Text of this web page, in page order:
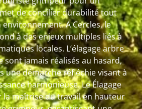
de concilier durabilité tout
A Cercles, le
à des enjeux multiples liés à
locales. L’élagage arbre
sont jamais réalisés au hasard,
une démarche réfléchie visant à
harmonieuse. Le Élagage
la maîtrise du travail en hauteur